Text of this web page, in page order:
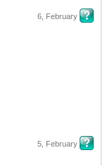
6, February
5, February